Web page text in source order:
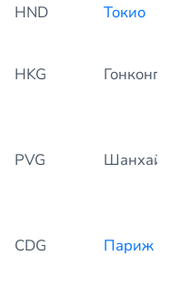
HND Токио
HKG Гонконг
PVG Шанхай
CDG Париж